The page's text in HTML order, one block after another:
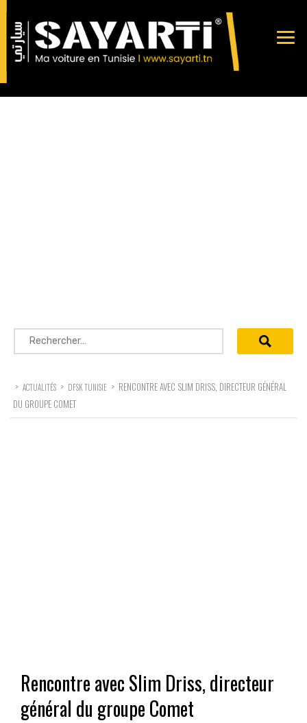
Rechercher :
> ACTUALITÉS > DFSK TUNISIE > RENCONTRE AVEC SLIM DRISS, DIRECTEUR GÉNÉRAL
DU GROUPE COMET
Rencontre avec Slim Driss, directeur
général du groupe Comet